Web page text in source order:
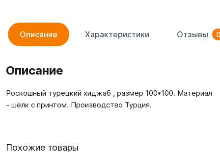
Описание Характеристики Отзывы 0
Описание
Роскошный турецкий хиджаб , размер 100*100. Материал
- шёлк с принтом. Производство Турция.
Похожие товары